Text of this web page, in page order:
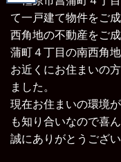
て一戸建て物件をご成
西角地の不動産をご
蒲町４丁目の南西角
お近くにお住まいの
ました。
現在お住まいの環境
も知り合いなので喜
誠にありがとうござい